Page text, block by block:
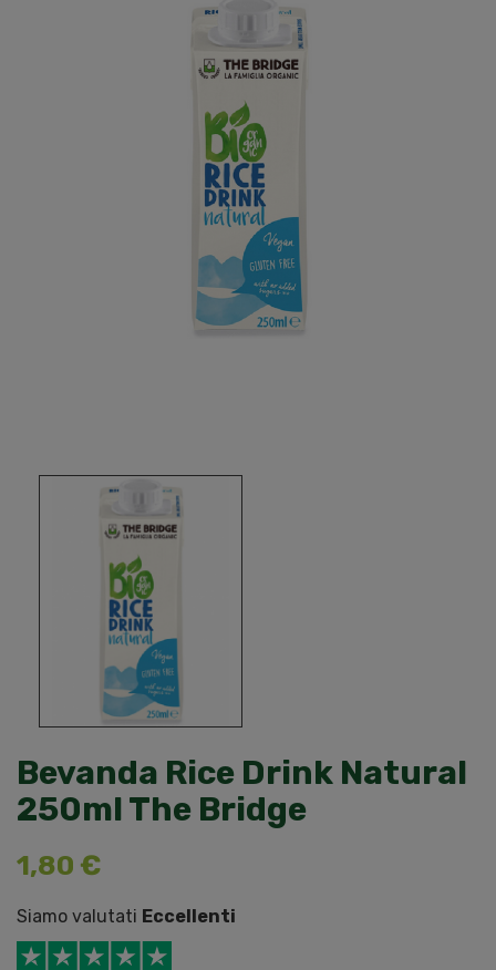
Bevanda Rice Drink Natural
250ml The Bridge
1,80 €
Siamo valutati Eccellenti